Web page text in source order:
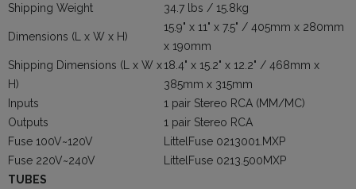
Shipping Weight
34.7 lbs / 15.8kg
Dimensions (L x W x H)
15.9" x 11" x 7.5" / 405mm x 280mm
x 190mm
Shipping Dimensions (L x W x
H)
18.4" x 15.2" x 12.2" / 468mm x
385mm x 315mm
Inputs
1 pair Stereo RCA (MM/MC)
Outputs
1 pair Stereo RCA
Fuse 100V~120V
LittelFuse 0213001.MXP
Fuse 220V~240V
LittelFuse 0213.500MXP
TUBES